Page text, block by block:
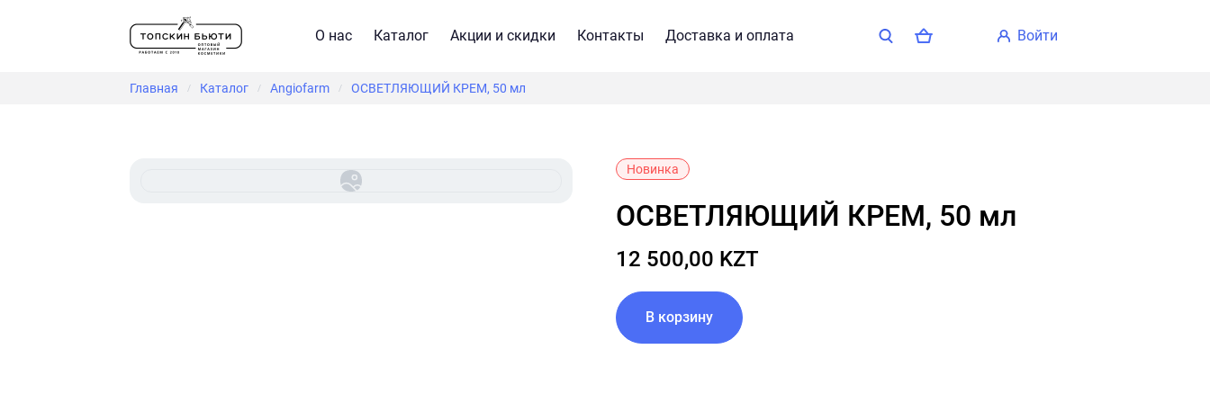
О нас Каталог Акции и скидки Контакты Доставка и оплата войти
Главная / Каталог / Angiofarm / ОСВЕТЛЯЮЩИЙ КРЕМ, 50 мл
Новинка
ОСВЕТЛЯЮЩИЙ КРЕМ, 50 мл
12 500,00 KZT
В корзину